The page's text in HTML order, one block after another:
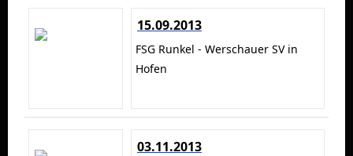
15.09.2013
FSG Runkel - Werschauer SV in
Hofen
03.11.2013